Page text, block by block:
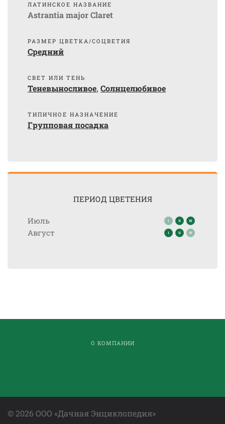
ЛАТИНСКОЕ НАЗВАНИЕ
Astrantia major Claret
РАЗМЕР ЦВЕТКА/СОЦВЕТИЯ
Средний
СВЕТ ИЛИ ТЕНЬ
Теневыносливое, Солнцелюбивое
ТИПИЧНОЕ НАЗНАЧЕНИЕ
Групповая посадка
ПЕРИОД ЦВЕТЕНИЯ
Июль
Август
О КОМПАНИИ
©2026 ООО «Дачная Энциклопедия»